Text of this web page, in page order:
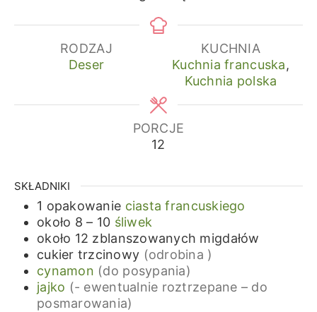
RODZAJ
Deser
KUCHNIA
Kuchnia francuska,
Kuchnia polska
PORCJE
12
SKŁADNIKI
1 opakowanie ciasta francuskiego
około 8 – 10 śliwek
około 12 zblanszowanych migdałów
cukier trzcinowy (odrobina )
cynamon (do posypania)
jajko (- ewentualnie roztrzepane – do
posmarowania)